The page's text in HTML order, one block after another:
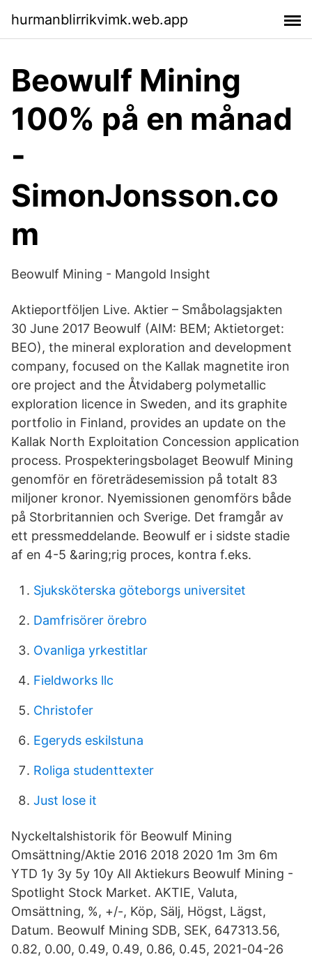
hurmanblirrikvimk.web.app
Beowulf Mining
100% på en månad
-
SimonJonsson.co
m
Beowulf Mining - Mangold Insight
Aktieportföljen Live. Aktier – Småbolagsjakten
30 June 2017 Beowulf (AIM: BEM; Aktietorget:
BEO), the mineral exploration and development
company, focused on the Kallak magnetite iron
ore project and the Åtvidaberg polymetallic
exploration licence in Sweden, and its graphite
portfolio in Finland, provides an update on the
Kallak North Exploitation Concession application
process. Prospekteringsbolaget Beowulf Mining
genomför en företrädesemission på totalt 83
miljoner kronor. Nyemissionen genomförs både
på Storbritannien och Sverige. Det framgår av
ett pressmeddelande. Beowulf er i sidste stadie
af en 4-5 &aring;rig proces, kontra f.eks.
Sjuksköterska göteborgs universitet
Damfrisörer örebro
Ovanliga yrkestitlar
Fieldworks llc
Christofer
Egeryds eskilstuna
Roliga studenttexter
Just lose it
Nyckeltalshistorik för Beowulf Mining
Omsättning/Aktie 2016 2018 2020 1m 3m 6m
YTD 1y 3y 5y 10y All Aktiekurs Beowulf Mining -
Spotlight Stock Market. AKTIE, Valuta,
Omsättning, %, +/-, Köp, Sälj, Högst, Lägst,
Datum. Beowulf Mining SDB, SEK, 647313.56,
0.82, 0.00, 0.49, 0.49, 0.86, 0.45, 2021-04-26